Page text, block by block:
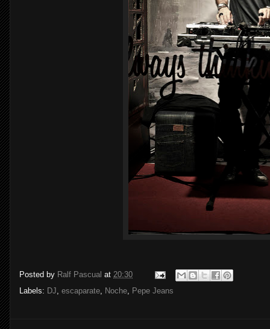
Posted by Ralf Pascual at 20:30
Labels: DJ, escaparate, Noche, Pepe Jeans